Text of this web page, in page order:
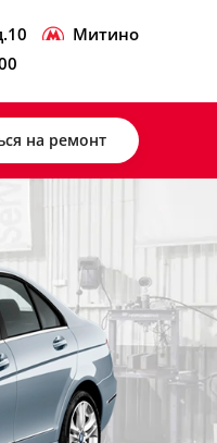
Митино
на ремонт